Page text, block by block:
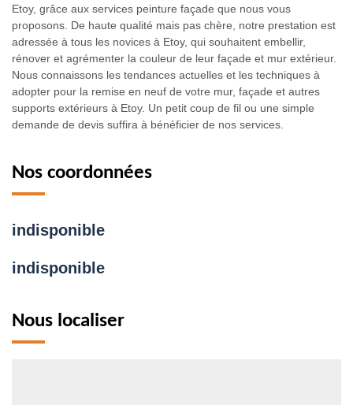
Etoy, grâce aux services peinture façade que nous vous
proposons. De haute qualité mais pas chère, notre prestation est
adressée à tous les novices à Etoy, qui souhaitent embellir,
rénover et agrémenter la couleur de leur façade et mur extérieur.
Nous connaissons les tendances actuelles et les techniques à
adopter pour la remise en neuf de votre mur, façade et autres
supports extérieurs à Etoy. Un petit coup de fil ou une simple
demande de devis suffira à bénéficier de nos services.
Nos coordonnées
indisponible
indisponible
Nous localiser